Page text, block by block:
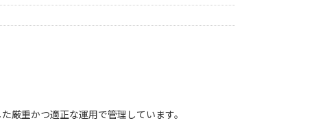
厳重かつ適正な運用で管理しています。